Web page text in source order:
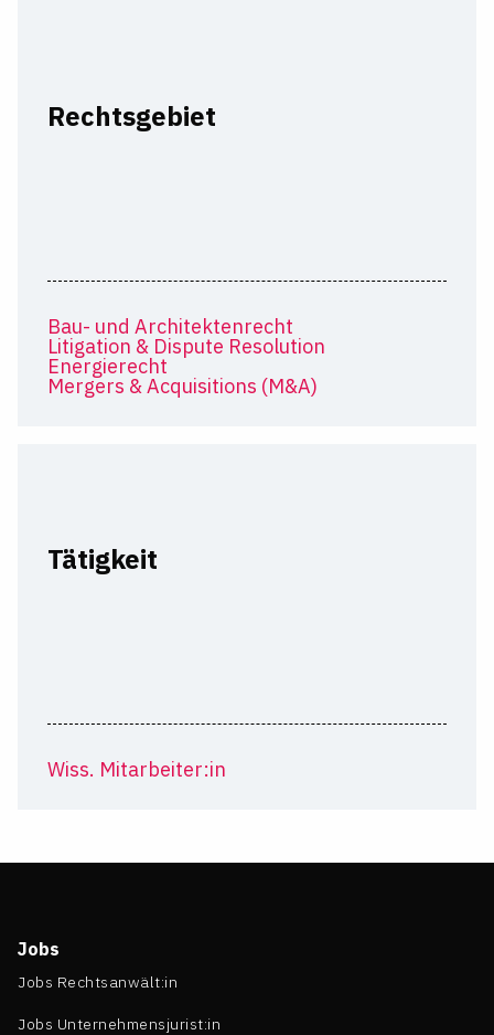
Rechtsgebiet
Bau- und Architektenrecht
Litigation & Dispute Resolution
Energierecht
Mergers & Acquisitions (M&A)
Tätigkeit
Wiss. Mitarbeiter:in
Jobs
Jobs Rechtsanwält:in
Jobs Unternehmensjurist:in